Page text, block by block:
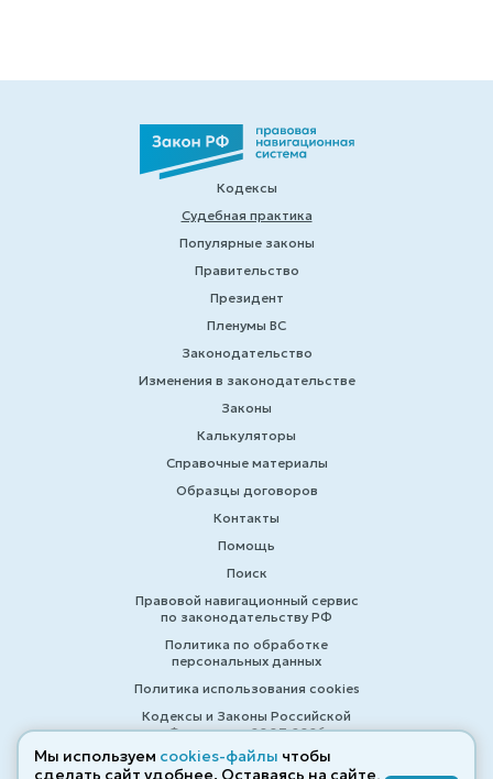
Кодексы
Судебная практика
Популярные законы
Правительство
Президент
Пленумы ВС
Законодательство
Изменения в законодательстве
Законы
Калькуляторы
Справочные материалы
Образцы договоров
Контакты
Помощь
Поиск
Правовой навигационный сервис
по законодательству РФ
Политика по обработке
персональных данных
Политика использования cookies
Кодексы и Законы Российской
Федерации 2007-2026
Мы используем cookies-файлы чтобы
сделать сайт удобнее. Оставаясь на сайте,